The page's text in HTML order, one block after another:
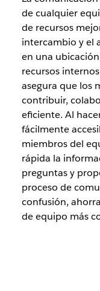
de cualquier
de recursos
intercambio y el
en una
recursos
asegura que los
contribuir,
eficiente. Al
fácilmente
miembros del
rápida la
preguntas y
proceso de
confusión,
de equipo más